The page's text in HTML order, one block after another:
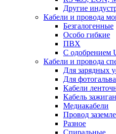
Другие
Кабели и провода
Безгалогенные
Особо гибкие
ПВХ
С одобрением
Кабели и провода
Для зарядных
Для
Кабели
Кабель
Медиакабели
Провод
Разное
Спиральные